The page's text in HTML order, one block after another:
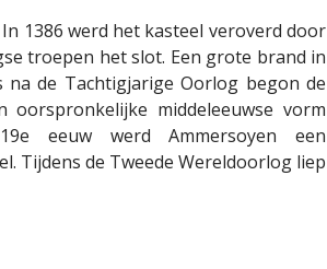
1386 werd het kasteel veroverd door
troepen het slot. Een grote brand in
de Tachtigjarige Oorlog begon de
middeleeuwse vorm
eeuw werd Ammersoyen een
Tijdens de Tweede Wereldoorlog liep